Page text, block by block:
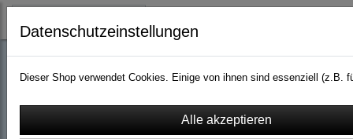
wassergarten-
Datenschutzeinstellungen
Dieser Shop verwendet Cookies. Einige von ihnen sind essenziell (z.B.